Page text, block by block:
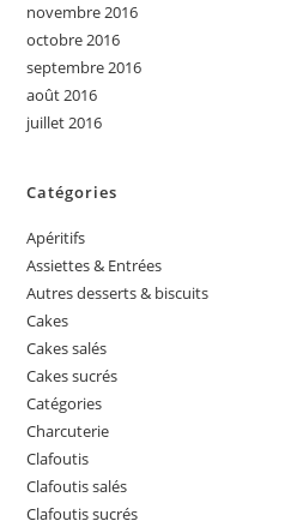
novembre 2016
octobre 2016
septembre 2016
août 2016
juillet 2016
Catégories
Apéritifs
Assiettes & Entrées
Autres desserts & biscuits
Cakes
Cakes salés
Cakes sucrés
Catégories
Charcuterie
Clafoutis
Clafoutis salés
Clafoutis sucrés